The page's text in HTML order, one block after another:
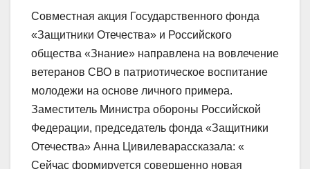
Совместная акция Государственного фонда
«Защитники Отечества» и Российского
общества «Знание» направлена на вовлечение
ветеранов СВО в патриотическое воспитание
молодежи на основе личного примера.
Заместитель Министра обороны Российской
Федерации, председатель фонда «Защитники
Отечества» Анна Цивилеварассказала: «
Сейчас формируется совершенно новая